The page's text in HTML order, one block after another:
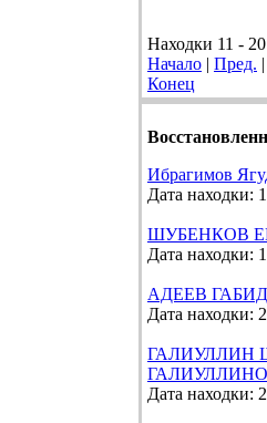
Находки 11 -
Начало | Пред. |
Конец
Ибрагимов
Дата находки:
ШУБЕНКОВ
Дата находки:
АДЕЕВ
Дата находки:
ГАЛИУЛЛИН
Дата находки: